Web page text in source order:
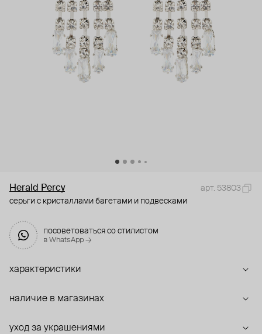
Herald Percy
арт. 53803
серьги с кристаллами багетами и подвесками
посоветоваться со стилистом
в WhatsApp →
характеристики
наличие в магазинах
уход за украшениями